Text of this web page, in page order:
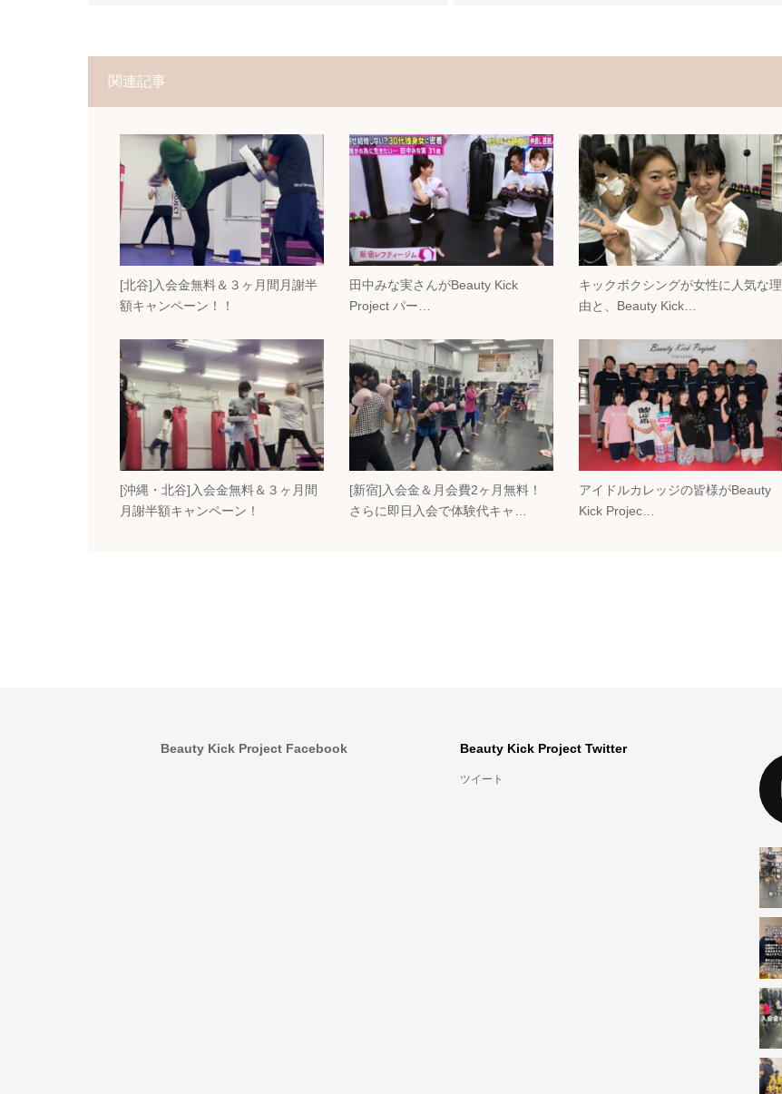
関連記事
[北谷]入会金無料＆３ヶ月間月謝半
額キャンペーン！！
田中みな実さんがBeauty Kick
Project パー…
キックボクシングが女性に人気な理
由と、Beauty Kick…
[沖縄・北谷]入会金無料＆３ヶ月間
月謝半額キャンペーン！
[新宿]入会金＆月会費2ヶ月無料！
さらに即日入会で体験代キャ…
アイドルカレッジの皆様がBeauty
Kick Projec…
Beauty Kick Project Facebook Beauty Kick Project Twitter
ツイート